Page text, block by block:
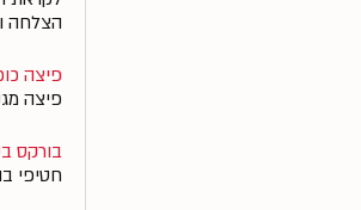
הצלחה
פיצה
פיצה
בורקס
חטיפי